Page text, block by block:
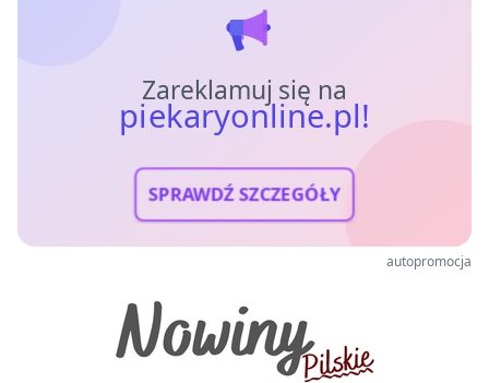
Zareklamuj się na
piekaryonline.pl!
SPRAWDŹ SZCZEGÓŁY
autopromocja